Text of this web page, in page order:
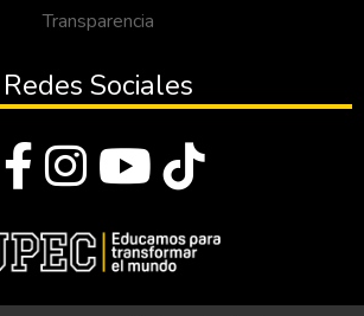
Transparencia
Redes Sociales